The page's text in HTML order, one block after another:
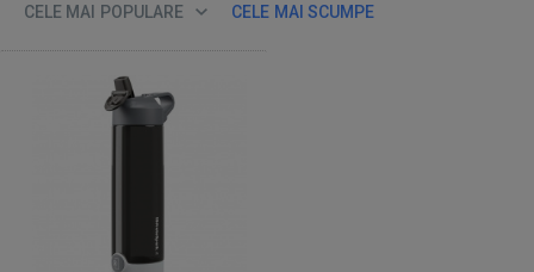
CELE MAI POPULARE CELE MAI SCUMPE